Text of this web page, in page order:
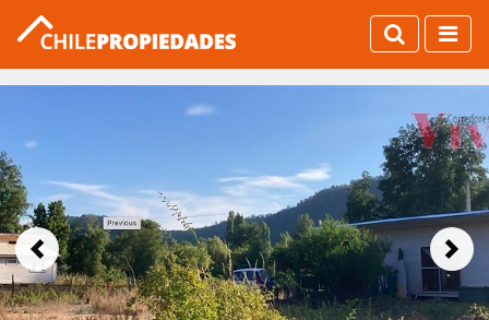
Previous Next